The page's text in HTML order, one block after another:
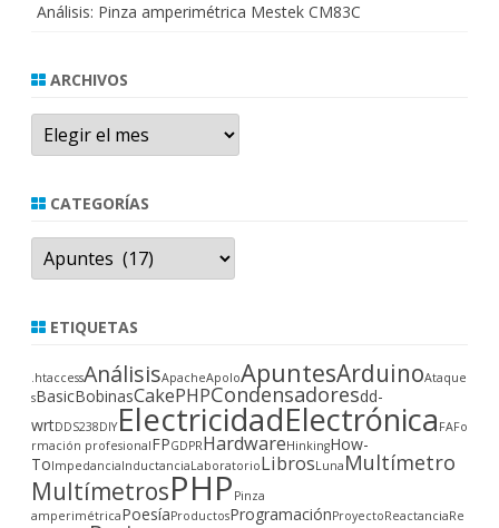
Análisis: Pinza amperimétrica Mestek CM83C
ARCHIVOS
Archivos
CATEGORÍAS
Categorías
ETIQUETAS
.htaccessAnálisisApacheApoloApuntesArduinoAtaque
sBasicBobinasCakePHPCondensadoresdd-
wrtDDS238DIYElectricidadElectrónica FAFo
rmación profesionalFPGDPRHardwareHinkingHow-
ToImpedanciaInductanciaLaboratorioLibrosLuna Multímetro
MultímetrosPHP Pinza
amperimétricaPoesíaProductosProgramaciónProyectoReactanciaRe